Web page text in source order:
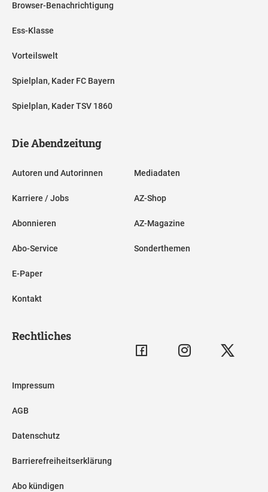
Browser-Benachrichtigung
Ess-Klasse
Vorteilswelt
Spielplan, Kader FC Bayern
Spielplan, Kader TSV 1860
Die Abendzeitung
Autoren und Autorinnen
Karriere / Jobs
Abonnieren
Abo-Service
E-Paper
Kontakt
Mediadaten
AZ-Shop
AZ-Magazine
Sonderthemen
Rechtliches
Impressum
AGB
Datenschutz
Barrierefreiheitserklärung
Abo kündigen